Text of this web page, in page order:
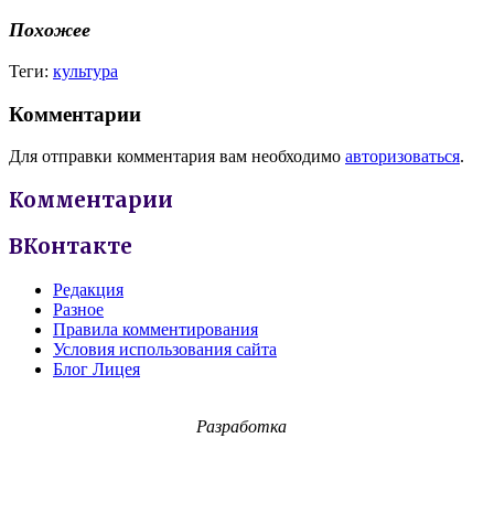
Похожее
Теги: культура
Комментарии
Для отправки комментария вам необходимо авторизоваться.
Комментарии
ВКонтакте
Редакция
Разное
Правила комментирования
Условия использования сайта
Блог Лицея
Разработка